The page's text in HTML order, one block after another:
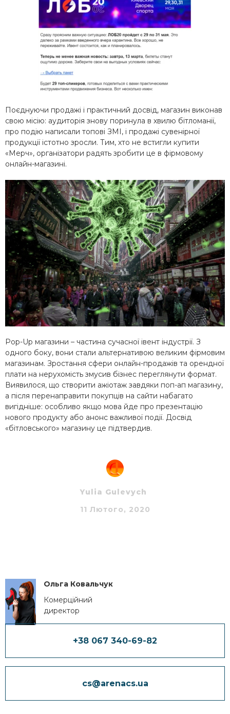
Поєднуючи продажі і практичний досвід, магазин виконав
свою місію: аудиторія знову поринула в хвилю бітломанії,
про подію написали топові ЗМІ, і продажі сувенірної
продукції істотно зросли. Тим, хто не встигли купити
«Мерч», організатори радять зробити це в фірмовому
онлайн-магазині.
Pop-Up магазини – частина сучасної івент індустрії. З
одного боку, вони стали альтернативою великим фірмовим
магазинам. Зростання сфери онлайн-продажів та орендної
плати на нерухомість змусив бізнес переглянути формат.
Виявилося, що створити ажіотаж завдяки поп-ап магазину,
а після перенаправити покупців на сайти набагато
вигідніше: особливо якщо мова йде про презентацію
нового продукту або анонс важливої ​​події. Досвід
«бітловського» магазину це підтвердив.
Yulia Gulevych
11 Лютого, 2020
Ольга Ковальчук
Комерційний
директор
+38 067 340-69-82
cs@arenacs.ua